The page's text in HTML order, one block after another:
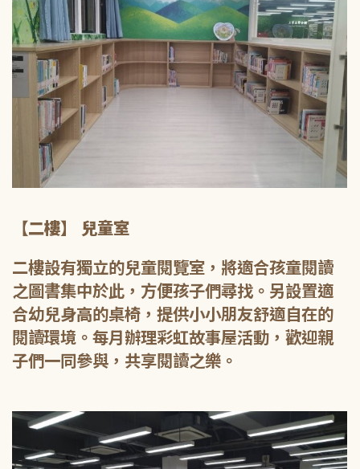
【二樓】 兒童室
二樓設有獨立的兒童閱覽室，將適合孩童閱讀
之圖書集中於此，方便孩子們尋找。另設置適
合幼兒身高的桌椅，提供小小朋友舒適自在的
閱讀環境。每月辦理彩虹故事屋活動，歡迎親
子們一同參與，共享閱讀之樂。